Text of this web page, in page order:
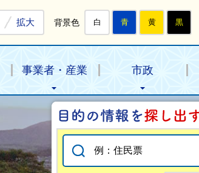
拡大 背景色 白 青 黄 黒
事業者・産業 市政